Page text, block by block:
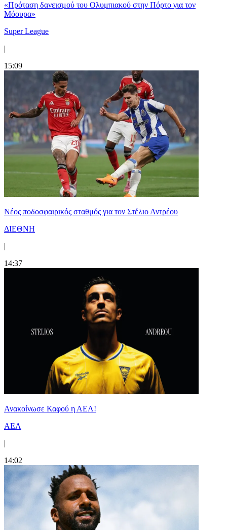
«Πρόταση δανεισμού του Ολυμπιακού στην Πόρτο για τον
Μόουρα»
Super League
|
15:09
Νέος ποδοσφαιρικός σταθμός για τον Στέλιο Αντρέου
ΔΙΕΘΝΗ
|
14:37
Ανακοίνωσε Καφού η ΑΕΛ!
ΑΕΛ
|
14:02